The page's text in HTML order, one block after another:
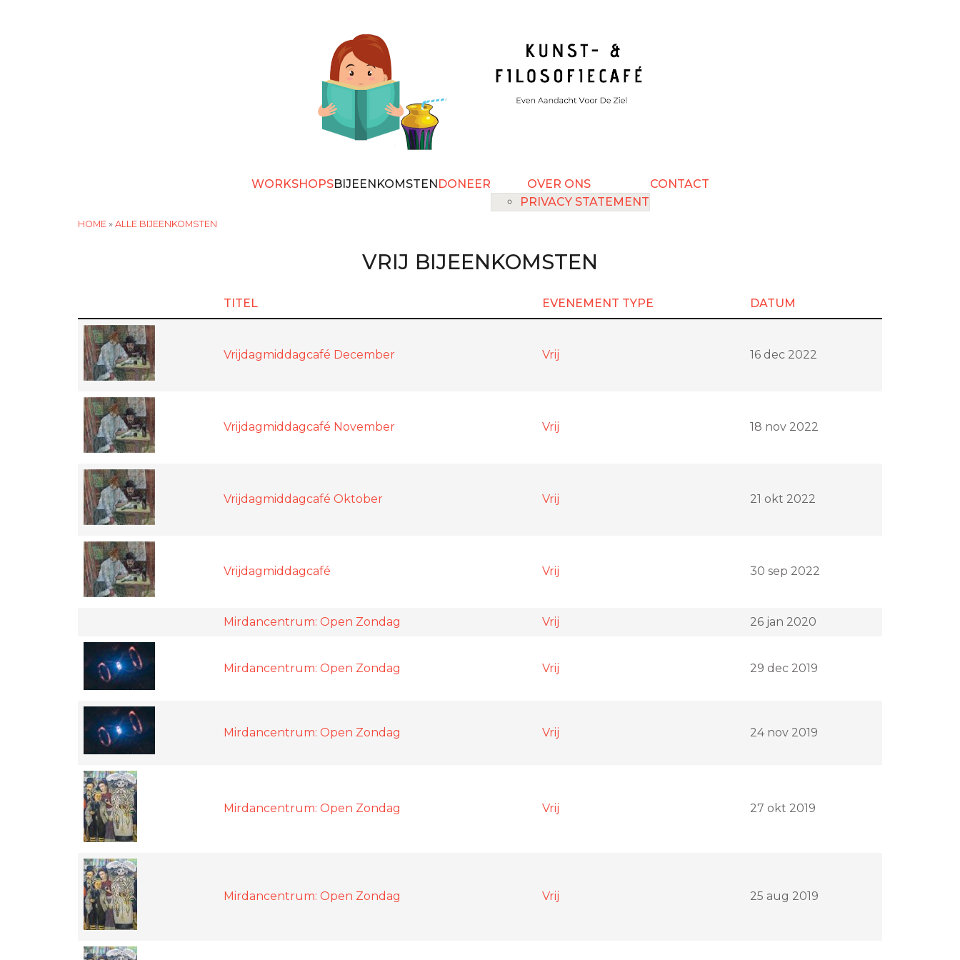
WORKSHOPSBIJEENKOMSTENDONEER
OVER ONS
PRIVACY STATEMENT
CONTACT
HOME » ALLE BIJEENKOMSTEN
VRIJ BIJEENKOMSTEN
TITEL EVENEMENT TYPE DATUM
Vrijdagmiddagcafé December Vrij 16 dec 2022
Vrijdagmiddagcafé November Vrij 18 nov 2022
Vrijdagmiddagcafé Oktober Vrij 21 okt 2022
Vrijdagmiddagcafé Vrij 30 sep 2022
Mirdancentrum: Open Zondag Vrij 26 jan 2020
Mirdancentrum: Open Zondag Vrij 29 dec 2019
Mirdancentrum: Open Zondag Vrij 24 nov 2019
Mirdancentrum: Open Zondag Vrij 27 okt 2019
Mirdancentrum: Open Zondag Vrij 25 aug 2019